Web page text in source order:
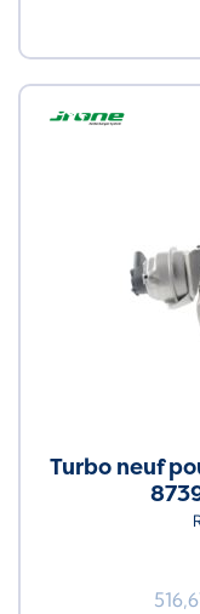
Neuf
Turbo neuf